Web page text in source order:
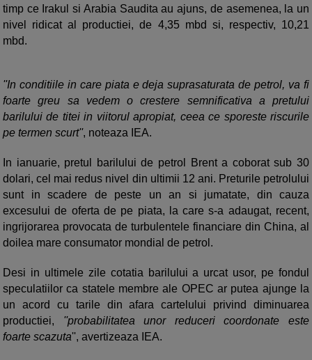
timp ce Irakul si Arabia Saudita au ajuns, de asemenea, la un
nivel ridicat al productiei, de 4,35 mbd si, respectiv, 10,21
mbd.
''In conditiile in care piata e deja suprasaturata de petrol, va fi
foarte greu sa vedem o crestere semnificativa a pretului
barilului de titei in viitorul apropiat, ceea ce sporeste riscurile
pe termen scurt'', noteaza IEA.
In ianuarie, pretul barilului de petrol Brent a coborat sub 30
dolari, cel mai redus nivel din ultimii 12 ani. Preturile petrolului
sunt in scadere de peste un an si jumatate, din cauza
excesului de oferta de pe piata, la care s-a adaugat, recent,
ingrijorarea provocata de turbulentele financiare din China, al
doilea mare consumator mondial de petrol.
Desi in ultimele zile cotatia barilului a urcat usor, pe fondul
speculatiilor ca statele membre ale OPEC ar putea ajunge la
un acord cu tarile din afara cartelului privind diminuarea
productiei, ''probabilitatea unor reduceri coordonate este
foarte scazuta'', avertizeaza IEA.